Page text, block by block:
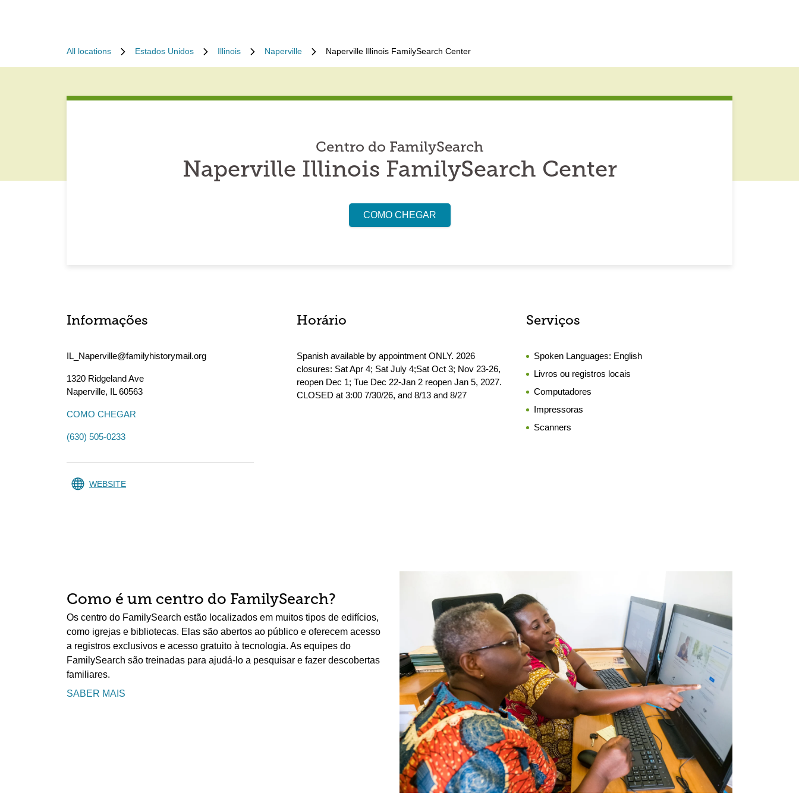
All locations Estados Unidos Illinois Naperville Naperville Illinois FamilySearch Center
Centro do FamilySearch
Naperville Illinois FamilySearch Center
COMO CHEGAR
Informações
IL_Naperville@familyhistorymail.org
1320 Ridgeland Ave
Naperville, IL60563
COMO CHEGAR
(630) 505-0233
WEBSITE
Horário
Spanish available by appointment ONLY. 2026
closures: Sat Apr 4; Sat July 4;Sat Oct 3; Nov 23-26,
reopen Dec 1; Tue Dec 22-Jan 2 reopen Jan 5, 2027.
CLOSED at 3:00 7/30/26, and 8/13 and 8/27
Serviços
Spoken Languages: English
Livros ou registros locais
Computadores
Impressoras
Scanners
Como é um centro do FamilySearch?
Os centro do FamilySearch estão localizados em muitos tipos de edifícios,
como igrejas e bibliotecas. Elas são abertos ao público e oferecem acesso
a registros exclusivos e acesso gratuito à tecnologia. As equipes do
FamilySearch são treinadas para ajudá-lo a pesquisar e fazer descobertas
familiares.
SABER MAIS